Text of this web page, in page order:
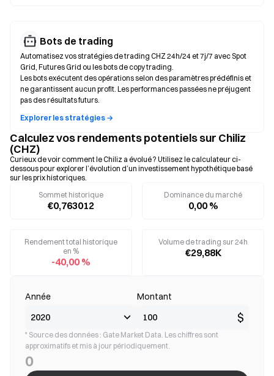
Bots de trading
Automatisez vos stratégies de trading CHZ 24h/24 et 7j/7 avec Spot
Grid, Futures Grid ou les bots de copy trading.
Les bots exécutent des opérations selon des paramètres prédéfinis et
ne garantissent aucun profit. Les performances passées ne préjugent
pas des résultats futurs.
Explorer les stratégies →
Calculez vos rendements potentiels sur Chiliz
(CHZ)
Curieux de voir comment le Chiliz a évolué ? Utilisez le calculateur ci-
dessous pour explorer l’évolution d’un investissement hypothétique basé
sur les prix historiques.
Sommet historique
€0,763012
Dominance du marché
0,00 %
Rendement total historique
en %
-40,00 %
Volume de trading sur 24h
€29,88K
Année Montant
$
* Source des données : Gate Market Data. Les chiffres sont
approximatifs et mis à jour périodiquement.
0